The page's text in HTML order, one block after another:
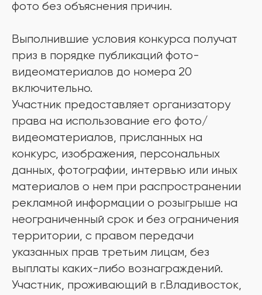
фото без объяснения причин.
Выполнившие условия конкурса получат
приз в порядке публикаций фото-
видеоматериалов до номера 20
включительно.
Участник предоставляет организатору
права на использование его фото/
видеоматериалов, присланных на
конкурс, изображения, персональных
данных, фотографии, интервью или иных
материалов о нем при распространении
рекламной информации о розыгрыше на
неограниченный срок и без ограничения
территории, с правом передачи
указанных прав третьим лицам, без
выплаты каких-либо вознаграждений.
Участник, проживающий в г.Владивосток,